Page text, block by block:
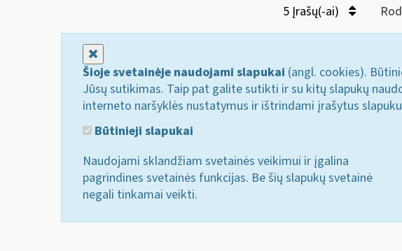
5 Įrašų(-ai)
Šioje svetainėje naudojami slapukai (angl. cookies).
Jūsų sutikimas. Taip pat galite sutikti ir su kitų slapukų
interneto naršyklės nustatymus ir ištrindami įrašytus
Būtinieji slapukai
Naudojami sklandžiam svetainės veikimui ir įgalina
pagrindines svetainės funkcijas. Be šių slapukų svetainė
negali tinkamai veikti.